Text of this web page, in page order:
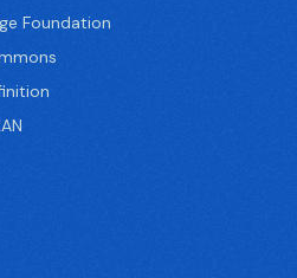
Foundation